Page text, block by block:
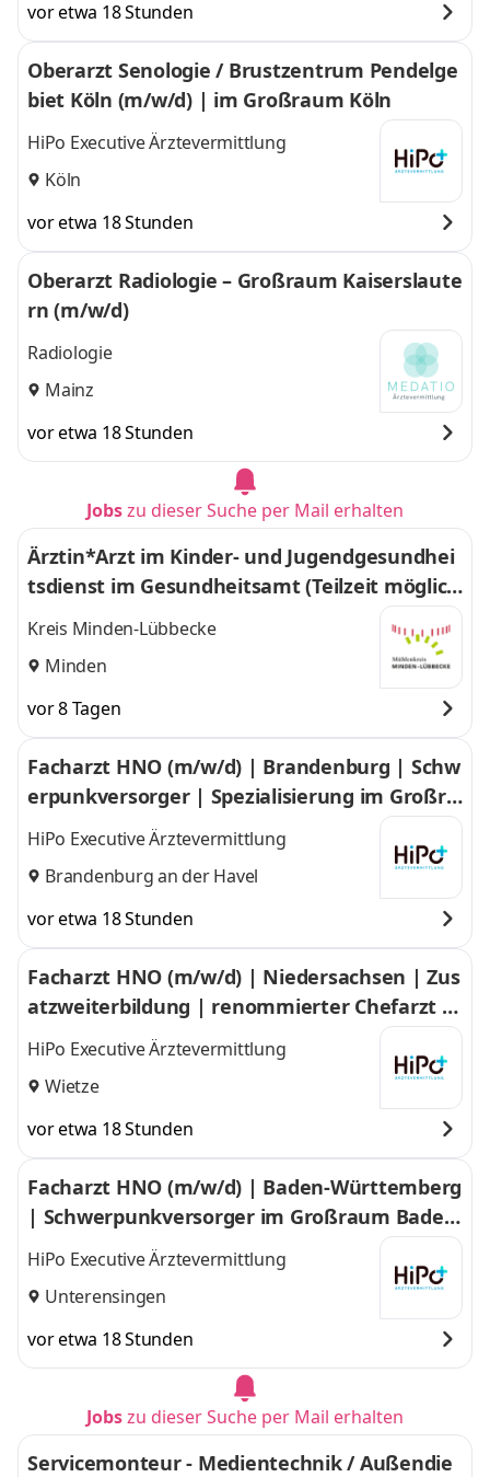
vor etwa 18 Stunden
Oberarzt Senologie / Brustzentrum Pendelge
biet Köln (m/w/d) | im Großraum Köln
HiPo Executive Ärztevermittlung
Köln
vor etwa 18 Stunden
Oberarzt Radiologie – Großraum Kaiserslaute
rn (m/w/d)
Radiologie
Mainz
vor etwa 18 Stunden
Jobszu dieser Suche per Mail erhalten
Ärztin*Arzt im Kinder- und Jugendgesundhei
tsdienst im Gesundheitsamt (Teilzeit möglic
h)
Kreis Minden-Lübbecke
Minden
vor 8 Tagen
Facharzt HNO (m/w/d) | Brandenburg | Schw
erpunkversorger | Spezialisierung im Großra
um Brandenburg
HiPo Executive Ärztevermittlung
Brandenburg an der Havel
vor etwa 18 Stunden
Facharzt HNO (m/w/d) | Niedersachsen | Zus
atzweiterbildung | renommierter Chefarzt i
m Großraum Niedersachsen
HiPo Executive Ärztevermittlung
Wietze
vor etwa 18 Stunden
Facharzt HNO (m/w/d) | Baden-Württemberg
| Schwerpunkversorger im Großraum Baden-
Würtemberg
HiPo Executive Ärztevermittlung
Unterensingen
vor etwa 18 Stunden
Jobszu dieser Suche per Mail erhalten
Servicemonteur - Medientechnik / Außendie